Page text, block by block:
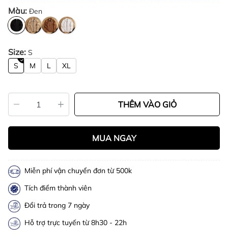
Màu: Đen
Size: S
S
M L XL
THÊM VÀO GIỎ
MUA NGAY
Miễn phí vận chuyển đơn từ 500k
Tích điểm thành viên
Đổi trả trong 7 ngày
Hỗ trợ trực tuyến từ 8h30 - 22h